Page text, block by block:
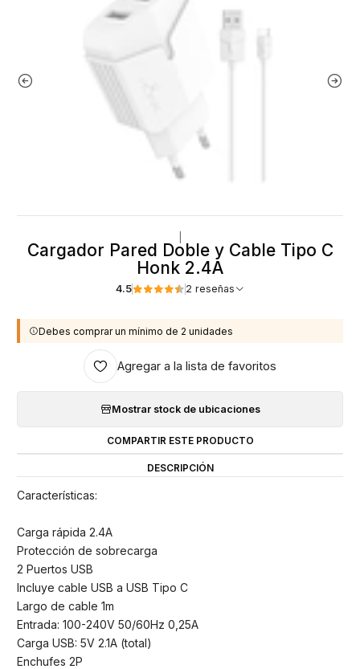
Cargador Pared Doble y Cable Tipo C
Honk 2.4A
4.5 2 reseñas
Debes comprar un mínimo de 2 unidades
Agregar a la lista de favoritos
Mostrar stock de ubicaciones
COMPARTIR ESTE PRODUCTO
DESCRIPCIÓN
Características:
Carga rápida 2.4A
Protección de sobrecarga
2 Puertos USB
Incluye cable USB a USB Tipo C
Largo de cable 1m
Entrada: 100-240V 50/60Hz 0,25A
Carga USB: 5V 2.1A (total)
Enchufes 2P